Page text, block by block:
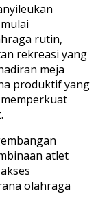
rutin,
rekreasi yang
meja
produktif yang
atlet
olahraga